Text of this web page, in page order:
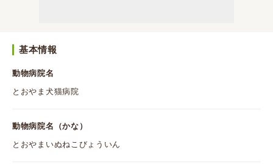
基本情報
動物病院名
とおやま犬猫病院
動物病院名（かな）
とおやまいぬねこびょういん